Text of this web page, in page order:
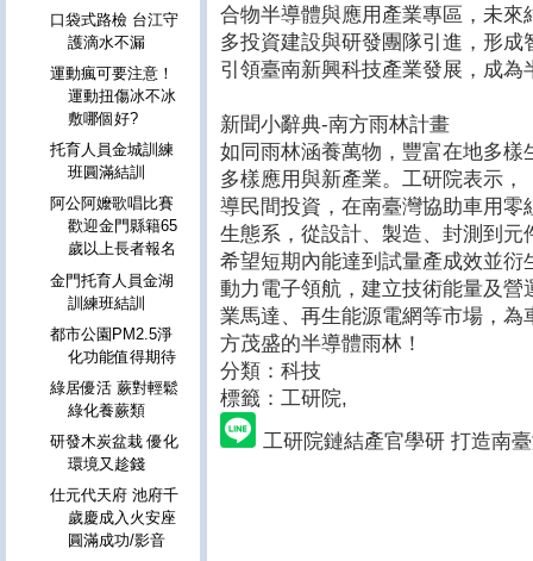
合物半導體與應用產業專區，未
多投資建設與研發團隊引進，形
引領臺南新興科技產業發展，成為
新聞小辭典-南方雨林計畫
如同雨林涵養萬物，豐富在地多
多樣應用與新產業。工研院表示
導民間投資，在南臺灣協助車用
生態系，從設計、製造、封測到
希望短期內能達到試量產成效並
動力電子領航，建立技術能量及
業馬達、再生能源電網等市場，
方茂盛的半導體雨林！
分類：科技
標籤：工研院,
工研院鏈結產官學研 打造南
口袋式路檢 台江守
護滴水不漏
運動瘋可要注意！
運動扭傷冰不冰
敷哪個好?
托育人員金城訓練
班圓滿結訓
阿公阿嬤歌唱比賽
歡迎金門縣籍65
歲以上長者報名
金門托育人員金湖
訓練班結訓
都市公園PM2.5淨
化功能值得期待
綠居優活 蕨對輕鬆
綠化養蕨類
研發木炭盆栽 優化
環境又趁錢
仕元代天府 池府千
歲慶成入火安座
圓滿成功/影音